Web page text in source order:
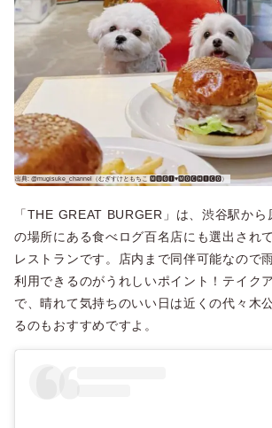
「THE GREAT BURGER」は、渋谷駅か
の場所にある食べログ百名店にも選出され
レストランです。店内まで同伴可能なので
利用できるのがうれしいポイント！テイク
で、晴れて気持ちのいい日は近くの代々木
るのもおすすめですよ。